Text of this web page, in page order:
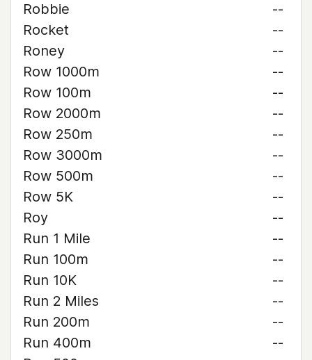
Robbie
--
Rocket
--
Roney
--
Row 1000m
--
Row 100m
--
Row 2000m
--
Row 250m
--
Row 3000m
--
Row 500m
--
Row 5K
--
Roy
--
Run 1 Mile
--
Run 100m
--
Run 10K
--
Run 2 Miles
--
Run 200m
--
Run 400m
--